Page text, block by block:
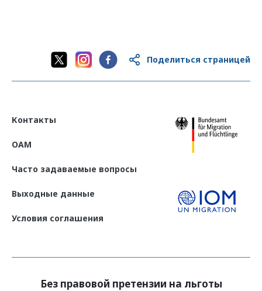
Поделиться страницей
Контакты
OAM
Часто задаваемые вопросы
Выходные данные
Условия соглашения
Без правовой претензии на льготы